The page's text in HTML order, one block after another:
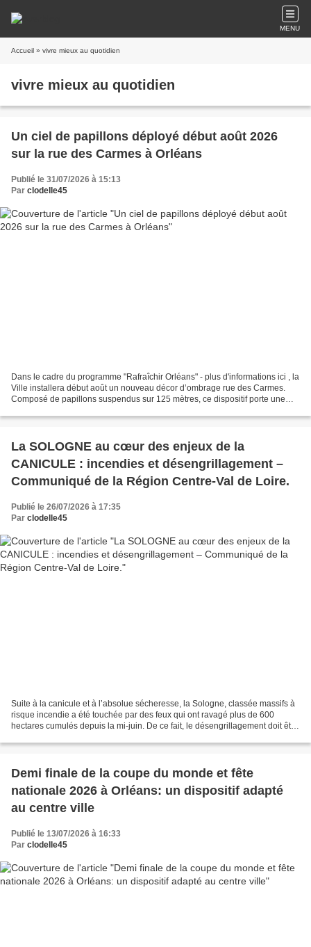
MENU
Accueil » vivre mieux au quotidien
vivre mieux au quotidien
Un ciel de papillons déployé début août 2026
sur la rue des Carmes à Orléans
Publié le 31/07/2026 à 15:13
Par clodelle45
Dans le cadre du programme "Rafraîchir Orléans" - plus d'informations ici , la
Ville installera début août un nouveau décor d’ombrage rue des Carmes.
Composé de papillons suspendus sur 125 mètres, ce dispositif porte une
La SOLOGNE au cœur des enjeux de la
CANICULE : incendies et désengrillagement –
Communiqué de la Région Centre-Val de Loire.
Publié le 26/07/2026 à 17:35
Par clodelle45
Suite à la canicule et à l’absolue sécheresse, la Sologne, classée massifs à
risque incendie a été touchée par des feux qui ont ravagé plus de 600
hectares cumulés depuis la mi-juin. De ce fait, le désengrillagement doit être
Demi finale de la coupe du monde et fête
nationale 2026 à Orléans: un dispositif adapté
au centre ville
Publié le 13/07/2026 à 16:33
Par clodelle45